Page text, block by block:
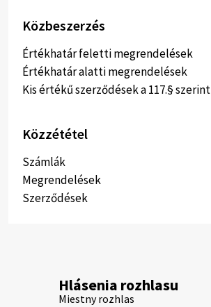
Közbeszerzés
Értékhatár feletti megrendelések
Értékhatár alatti megrendelések
Kis értékű szerződések a 117.§ szerint
Közzététel
Számlák
Megrendelések
Szerződések
Hlásenia rozhlasu
Miestny rozhlas